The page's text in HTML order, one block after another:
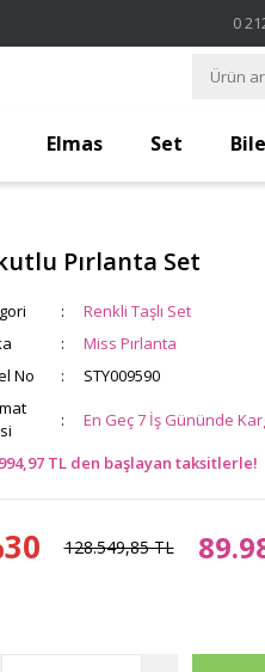
0
Elmas Set
Pırlanta Set
Renkli Taşlı Set
Miss Pırlanta
No
STY009590
En Geç 7 İş Gününde
TL den başlayan taksitlerle!
128.549,85 TL